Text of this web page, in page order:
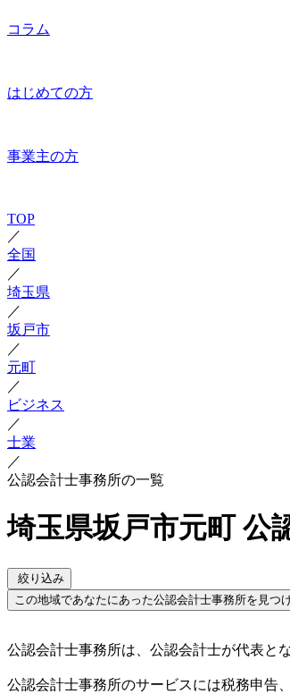
コラム
はじめての方
事業主の方
TOP
／
全国
／
埼玉県
／
坂戸市
／
元町
／
ビジネス
／
士業
／
公認会計士事務所の一覧
埼玉県坂戸市元町 公
絞り込み
この地域であなたにあった公認会計士事務所を見つ
公認会計士事務所は、公認会計士が代表と
公認会計士事務所のサービスには税務申告